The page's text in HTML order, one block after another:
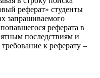
реферат» студенты
запрашиваемого
реферата в
последствиям и
к реферату –